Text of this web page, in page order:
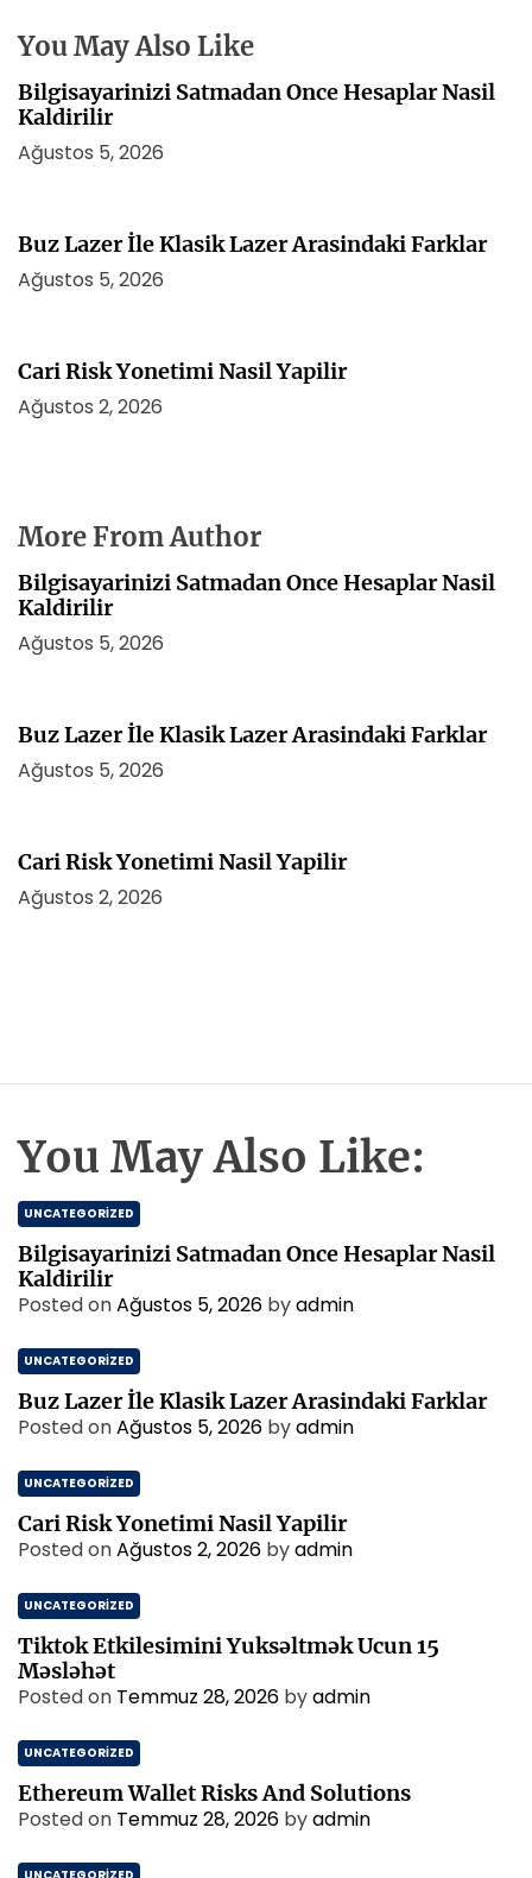
You May Also Like
Bilgisayarinizi Satmadan Once Hesaplar Nasil
Kaldirilir
Ağustos 5, 2026
Buz Lazer İle Klasik Lazer Arasindaki Farklar
Ağustos 5, 2026
Cari Risk Yonetimi Nasil Yapilir
Ağustos 2, 2026
More From Author
Bilgisayarinizi Satmadan Once Hesaplar Nasil
Kaldirilir
Ağustos 5, 2026
Buz Lazer İle Klasik Lazer Arasindaki Farklar
Ağustos 5, 2026
Cari Risk Yonetimi Nasil Yapilir
Ağustos 2, 2026
You May Also Like:
UNCATEGORIZED
Bilgisayarinizi Satmadan Once Hesaplar Nasil
Kaldirilir
Posted onAğustos 5, 2026 byadmin
UNCATEGORIZED
Buz Lazer İle Klasik Lazer Arasindaki Farklar
Posted onAğustos 5, 2026 byadmin
UNCATEGORIZED
Cari Risk Yonetimi Nasil Yapilir
Posted onAğustos 2, 2026 byadmin
UNCATEGORIZED
Tiktok Etkilesimini Yuksəltmək Ucun 15
Məsləhət
Posted on Temmuz 28, 2026 byadmin
UNCATEGORIZED
Ethereum Wallet Risks And Solutions
Posted on Temmuz 28, 2026 byadmin